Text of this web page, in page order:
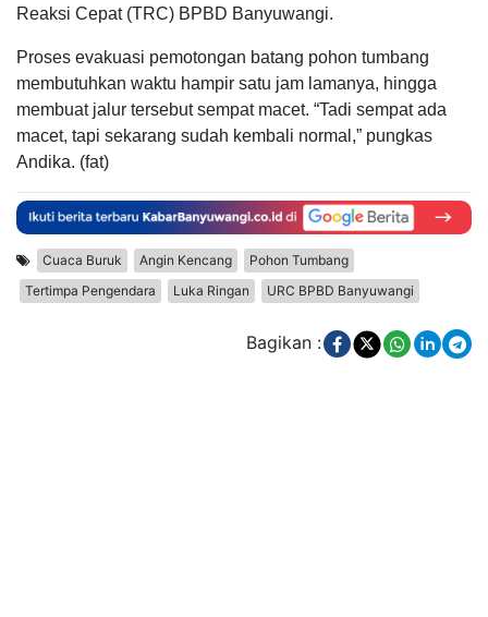
Reaksi Cepat (TRC) BPBD Banyuwangi.
Proses evakuasi pemotongan batang pohon tumbang
membutuhkan waktu hampir satu jam lamanya, hingga
membuat jalur tersebut sempat macet. “Tadi sempat ada
macet, tapi sekarang sudah kembali normal,” pungkas
Andika. (fat)
Cuaca Buruk Angin Kencang
Pohon Tumbang
Tertimpa Pengendara
Luka Ringan URC BPBD Banyuwangi
Bagikan :